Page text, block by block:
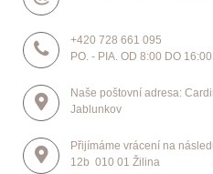
+420 728 661 095
PO. - PIA. OD 8:00 DO 16:00
Naše poštovní adresa:
Jablunkov
Přijímáme vrácení na
12b 010 01 Žilina